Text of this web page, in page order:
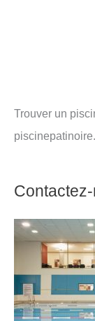
Trouver un